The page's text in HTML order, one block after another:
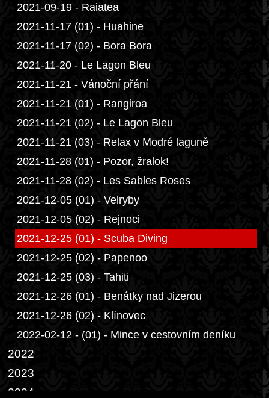
2021-09-19 - Raiatea
2021-11-17 (01) - Huahine
2021-11-17 (02) - Bora Bora
2021-11-20 - Le Lagon Bleu
2021-11-21 - Vánoční přání
2021-11-21 (01) - Rangiroa
2021-11-21 (02) - Le Lagon Bleu
2021-11-21 (03) - Relax v Modré laguně
2021-11-28 (01) - Pozor, žralok!
2021-11-28 (02) - Les Sables Roses
2021-12-05 (01) - Velryby
2021-12-05 (02) - Rejnoci
2021-12-25 (01) - Scuba Diving
2021-12-25 (02) - Papenoo
2021-12-25 (03) - Tahiti
2021-12-26 (01) - Benátky nad Jizerou
2021-12-26 (02) - Klínovec
2022-02-12 - (01) - Mince v cestovním deníku
2022
2023
2024